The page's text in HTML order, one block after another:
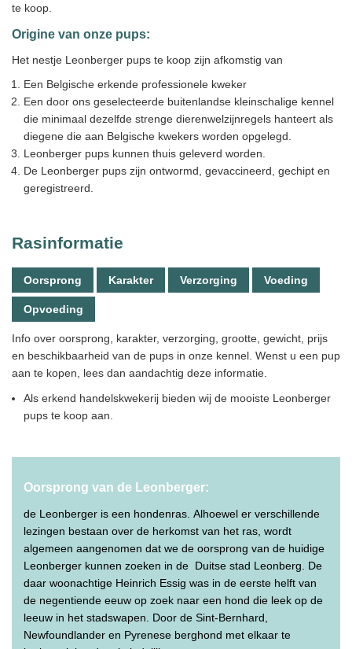
te koop.
Origine van onze pups:
Het nestje Leonberger pups te koop zijn afkomstig van
Een Belgische erkende professionele kweker
Een door ons geselecteerde buitenlandse kleinschalige kennel
die minimaal dezelfde strenge dierenwelzijnregels hanteert als
diegene die aan Belgische kwekers worden opgelegd.
Leonberger pups kunnen thuis geleverd worden.
De Leonberger pups zijn ontwormd, gevaccineerd, gechipt en
geregistreerd.
Rasinformatie
Oorsprong Karakter Verzorging Voeding
Opvoeding
Info over oorsprong, karakter, verzorging, grootte, gewicht, prijs
en beschikbaarheid van de pups in onze kennel. Wenst u een pup
aan te kopen, lees dan aandachtig deze informatie.
Als erkend handelskwekerij bieden wij de mooiste Leonberger
pups te koop aan.
Oorsprong van de Leonberger:
de Leonberger is een hondenras. Alhoewel er verschillende
lezingen bestaan over de herkomst van het ras, wordt
algemeen aangenomen dat we de oorsprong van de huidige
Leonberger kunnen zoeken in de Duitse stad Leonberg. De
daar woonachtige Heinrich Essig was in de eerste helft van
de negentiende eeuw op zoek naar een hond die leek op de
leeuw in het stadswapen. Door de Sint-Bernhard,
Newfoundlander en Pyrenese berghond met elkaar te